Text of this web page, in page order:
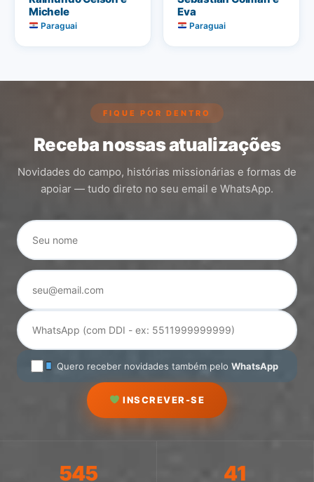
Michele
Paraguai
Eva
Paraguai
FIQUE POR DENTRO
Receba nossas atualizações
Novidades do campo, histórias missionárias e formas de
apoiar — tudo direto no seu email e WhatsApp.
Quero receber novidades também pelo WhatsApp
INSCREVER-SE
545 41